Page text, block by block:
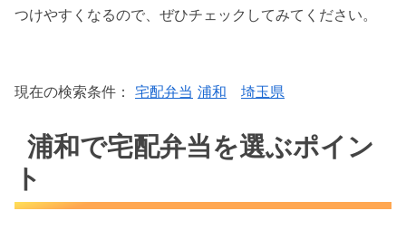
つけやすくなるので、ぜひチェックしてみてください。
現在の検索条件： 宅配弁当 浦和 埼玉県
浦和で宅配弁当を選ぶポイン
ト